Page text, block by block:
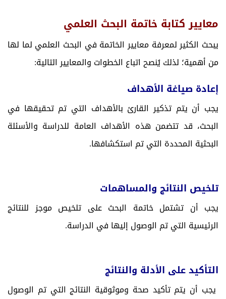
معايير كتابة خاتمة البحث العلمي
يبحث الكثير لمعرفة معايير الخاتمة في البحث العلمي لما لها
من أهمية؛ لذلك يُنصح اتباع الخطوات والمعايير التالية:
إعادة صياغة الأهداف
يجب أن يتم تذكير القارئ بالأهداف التي تم تحقيقها في
البحث، قد تتضمن هذه الأهداف العامة للدراسة والأسئلة
البحثية المحددة التي تم استكشافها.
تلخيص النتائج والمساهمات
يجب أن تشتمل خاتمة البحث على تلخيص موجز للنتائج
الرئيسية التي تم الوصول إليها في الدراسة.
التأكيد على الأدلة والنتائج
يجب أن يتم تأكيد صحة وموثوقية النتائج التي تم الوصول